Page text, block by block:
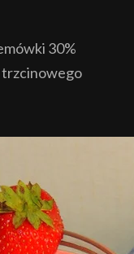
30%
trzcinowego